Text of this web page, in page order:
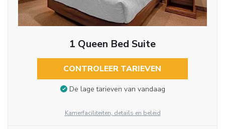
1 Queen Bed Suite
CONTROLEER TARIEVEN
De lage tarieven van vandaag
Kamerfaciliteiten, details en beleid